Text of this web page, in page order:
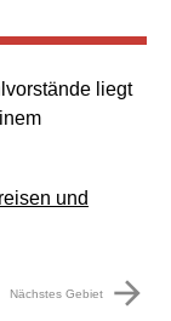
liegt
und
Nächstes Gebiet arrow_forward